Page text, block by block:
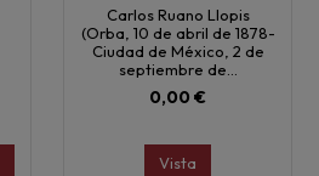
Carlos Ruano Llopis
(Orba, 10 de abril de 1878-
Ciudad de México, 2 de
septiembre de...
0,00 €
Vista